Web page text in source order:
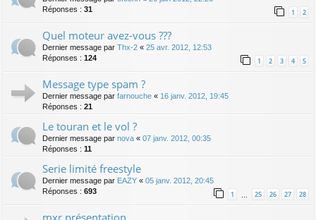
Réponses : 31 1 2
Quel moteur avez-vous ???
Dernier message par Thx-2 « 25 avr. 2012, 12:53
Réponses : 124 1 2 3 4 5
Message type spam ?
Dernier message par farnouche « 16 janv. 2012, 19:45
Réponses : 21
Le touran et le vol ?
Dernier message par nova « 07 janv. 2012, 00:35
Réponses : 11
Serie limité freestyle
Dernier message par EAZY « 05 janv. 2012, 20:45
Réponses : 693 1 … 25 26 27 28